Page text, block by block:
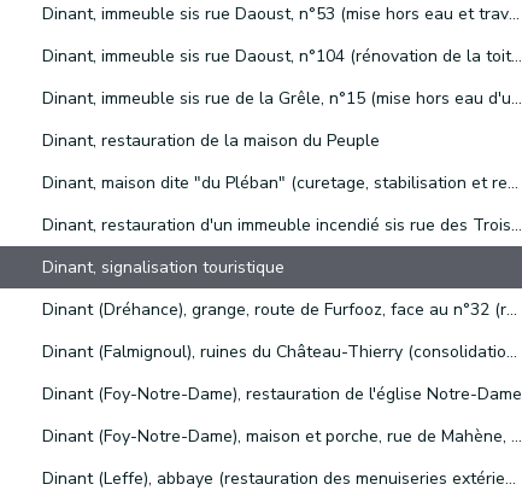
Dinant, immeuble sis rue Daoust, n°53 (mise hors eau et travaux de peintures extérieures)
Dinant, immeuble sis rue Daoust, n°104 (rénovation de la toiture et d'un pignon)
Dinant, immeuble sis rue de la Grêle, n°15 (mise hors eau d'une annexe et peinture des châssis de fenêtres)
Dinant, restauration de la maison du Peuple
Dinant, maison dite "du Pléban" (curetage, stabilisation et restauration phase I)
Dinant, restauration d'un immeuble incendié sis rue des Trois Escabelles, n°32
Dinant, signalisation touristique
Dinant (Dréhance), grange, route de Furfooz, face au n°32 (restauration des toitures, des maçonneries et des menuiseries)
Dinant (Falmignoul), ruines du Château-Thierry (consolidation de deux voûtes)
Dinant (Foy-Notre-Dame), restauration de l'église Notre-Dame
Dinant (Foy-Notre-Dame), maison et porche, rue de Mahène, n°24 (restauration des toitures)
Dinant (Leffe), abbaye (restauration des menuiseries extérieures et des encadrements en calcaire ; renouvellement de la toiture du cloître)